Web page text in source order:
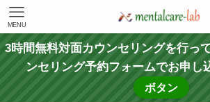
MENU
3時間無料対面カウンセリングを行っ
ンセリング予約フォームでお申し
ボタン